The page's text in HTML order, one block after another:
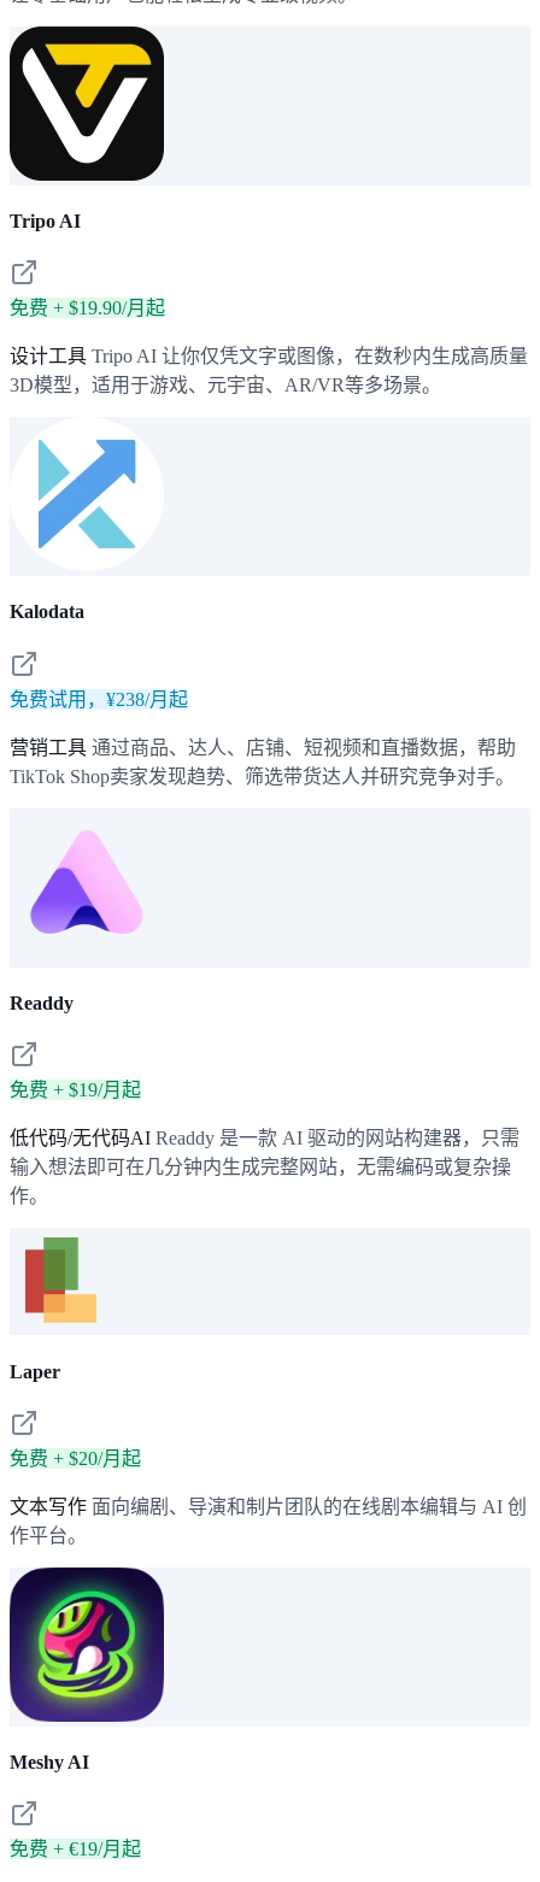
Tripo AI
免费 + $19.90/月起
设计工具 Tripo AI 让你仅凭文字或图像，在数秒内生成高质量
3D模型，适用于游戏、元宇宙、AR/VR等多场景。
Kalodata
免费试用，¥238/月起
营销工具 通过商品、达人、店铺、短视频和直播数据，帮助
TikTok Shop卖家发现趋势、筛选带货达人并研究竞争对手。
Readdy
免费 + $19/月起
低代码/无代码AI Readdy 是一款 AI 驱动的网站构建器，只需
输入想法即可在几分钟内生成完整网站，无需编码或复杂操
作。
Laper
免费 + $20/月起
文本写作 面向编剧、导演和制片团队的在线剧本编辑与 AI 创
作平台。
Meshy AI
免费 + €19/月起